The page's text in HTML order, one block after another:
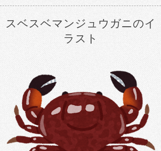
スベスベマンジュウガニのイ
ラスト